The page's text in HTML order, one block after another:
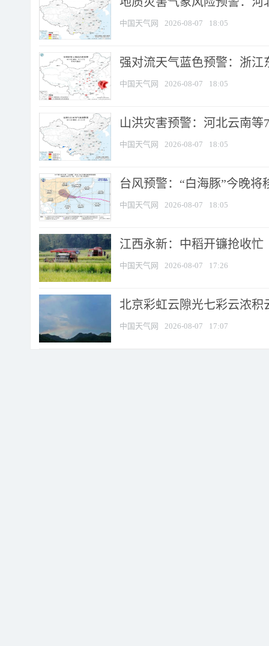
中国天气网 2026-08-07 18:05
强对流天气蓝色预警：浙江
中国天气网 2026-08-07 18:05
山洪灾害预警：河北云南
中国天气网 2026-08-07 18:05
台风预警：“白海豚”今晚将
中国天气网 2026-08-07 18:05
江西永新：中稻开镰抢收忙
中国天气网 2026-08-07 17:26
北京彩虹云隙光七彩云浓积
中国天气网 2026-08-07 17:07